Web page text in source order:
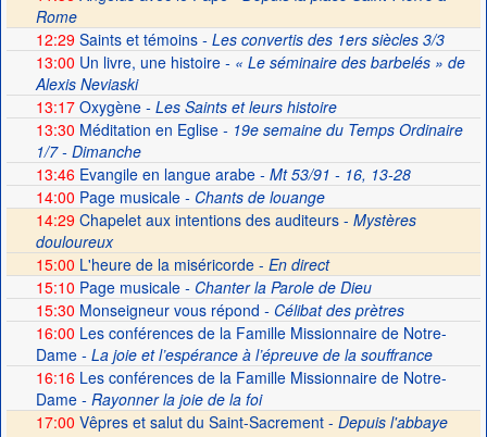
Rome
12:29Saints et témoins- Les convertis des 1ers siècles 3/3
13:00 Un livre, une histoire- « Le séminaire des barbelés » de
Alexis Neviaski
13:17Oxygène- Les Saints et leurs histoire
13:30 Méditation en Eglise- 19e semaine du Temps Ordinaire
1/7 - Dimanche
13:46Evangile en langue arabe- Mt 53/91 - 16, 13-28
14:00 Page musicale- Chants de louange
14:29 Chapelet aux intentions des auditeurs - Mystères
douloureux
15:00 L'heure de la miséricorde - En direct
15:10 Page musicale- Chanter la Parole de Dieu
15:30 Monseigneur vous répond - Célibat des prètres
16:00 Les conférences de la Famille Missionnaire de Notre-
Dame- La joie et l’espérance à l’épreuve de la souffrance
16:16Les conférences de la Famille Missionnaire de Notre-
Dame- Rayonner la joie de la foi
17:00 Vêpres et salut du Saint-Sacrement - Depuis l'abbaye